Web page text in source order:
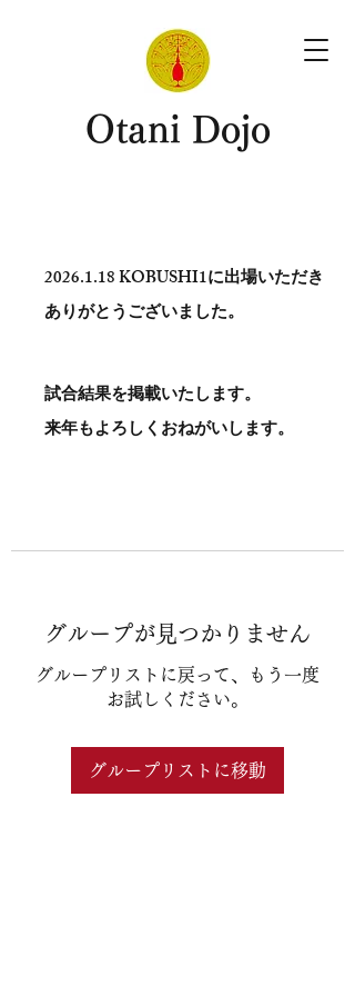
​Otani Dojo
2026.1.18KOBUSHI1に出場いただき
ありがとう​ございました。
試合結果を掲載いたします。
​来年もよろしくおねがいします。
グループが見つかりません
グループリストに戻って、もう一度
お試しください。
グループリストに移動